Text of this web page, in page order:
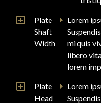
Plate
Shaft
Width
Lorem
mi quis
libero
lorem
Plate
Head
Lorem